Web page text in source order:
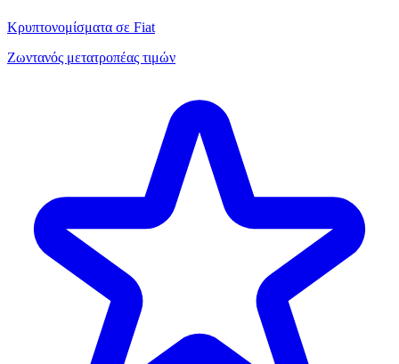
Κρυπτονομίσματα σε Fiat
Ζωντανός μετατροπέας τιμών